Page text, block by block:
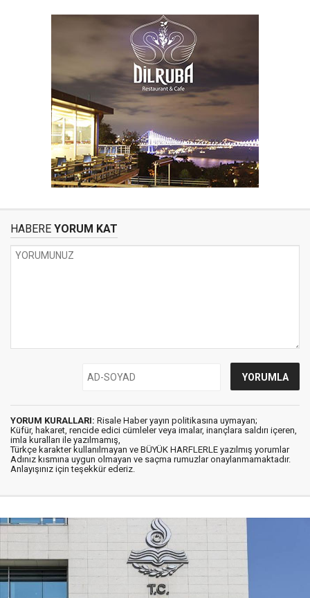
HABERE YORUM KAT
YORUM KURALLARI: Risale Haber yayın politikasına uymayan;
Küfür, hakaret, rencide edici cümleler veya imalar, inançlara saldırı içeren,
imla kuralları ile yazılmamış,
Türkçe karakter kullanılmayan ve BÜYÜK HARFLERLE yazılmış yorumlar
Adınız kısmına uygun olmayan ve saçma rumuzlar onaylanmamaktadır.
Anlayışınız için teşekkür ederiz.